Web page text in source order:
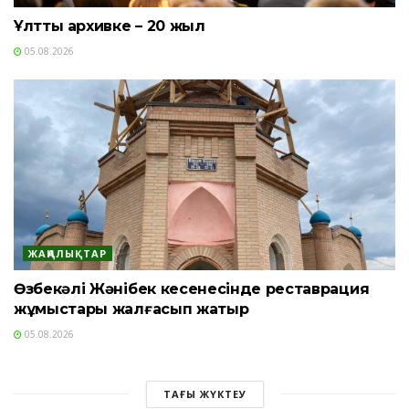
Ұлттық архивке – 20 жыл
05.08.2026
ЖАҢАЛЫҚТАР
Өзбекәлі Жәнібек кесенесінде реставрация
жұмыстары жалғасып жатыр
05.08.2026
ТАҒЫ ЖҮКТЕУ